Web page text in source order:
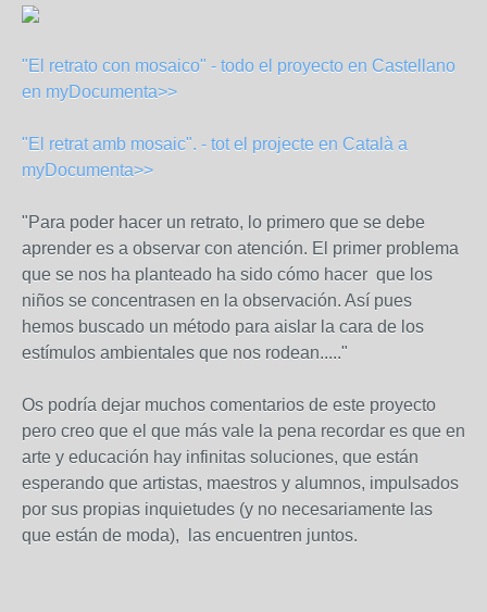
"El retrato con mosaico" - todo el proyecto en Castellano
en myDocumenta>>
"El retrat amb mosaic". - tot el projecte en Català a
myDocumenta>>
"Para poder hacer un retrato, lo primero que se debe
aprender es a observar con atención. El primer problema
que se nos ha planteado ha sido cómo hacer que los
niños se concentrasen en la observación. Así pues
hemos buscado un método para aislar la cara de los
estímulos ambientales que nos rodean....."
Os podría dejar muchos comentarios de este proyecto
pero creo que el que más vale la pena recordar es que en
arte y educación hay infinitas soluciones, que están
esperando que artistas, maestros y alumnos, impulsados
por sus propias inquietudes (y no necesariamente las
que están de moda), las encuentren juntos.